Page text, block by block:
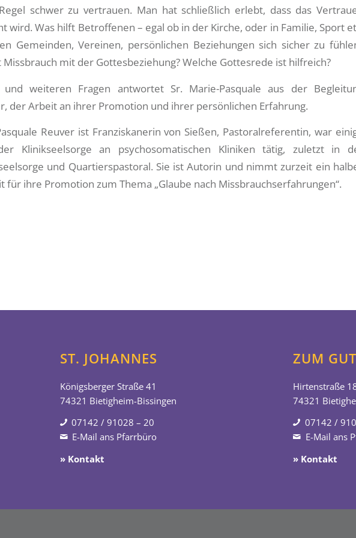
schwer zu vertrauen. Man hat schließlich erlebt, dass das
wird. Was hilft Betroffenen – egal ob in der Kirche, oder in Familie, Sport
Gemeinden, Vereinen, persönlichen Beziehungen sich sicher zu
Missbrauch mit der Gottesbeziehung? Welche Gottesrede ist hilfreich?
weiteren Fragen antwortet Sr. Marie-Pasquale aus der
der Arbeit an ihrer Promotion und ihrer persönlichen Erfahrung.
Reuver ist Franziskanerin von Sießen, Pastoralreferentin, war
Klinikseelsorge an psychosomatischen Kliniken tätig, zuletzt in
und Quartierspastoral. Sie ist Autorin und nimmt zurzeit ein
für ihre Promotion zum Thema „Glaube nach Missbrauchserfahrungen“.
ST. JOHANNES
Königsberger Straße 41
74321 Bietigheim-Bissingen
07142 / 91028 – 20
E-Mail ans Pfarrbüro
» Kontakt
ZUM
Hirtenstraße
74321
07142 /
E-Mail ans
» Kontakt